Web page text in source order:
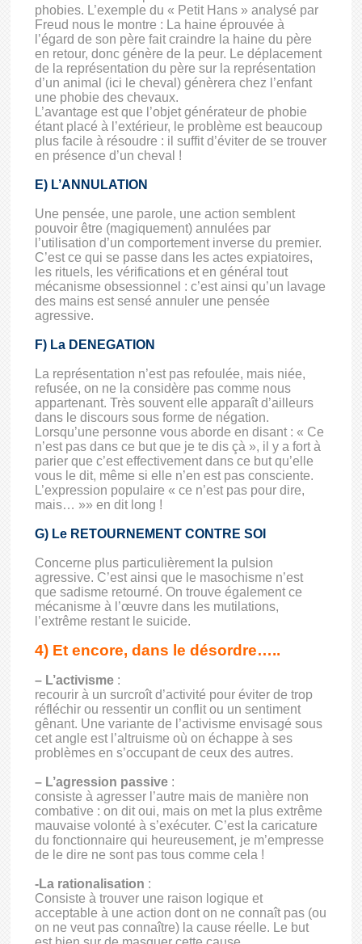
phobies. L’exemple du « Petit Hans » analysé par
Freud nous le montre : La haine éprouvée à
l’égard de son père fait craindre la haine du père
en retour, donc génère de la peur. Le déplacement
de la représentation du père sur la représentation
d’un animal (ici le cheval) génèrera chez l’enfant
une phobie des chevaux.
L’avantage est que l’objet générateur de phobie
étant placé à l’extérieur, le problème est beaucoup
plus facile à résoudre : il suffit d’éviter de se trouver
en présence d’un cheval !
E) L’ANNULATION
Une pensée, une parole, une action semblent
pouvoir être (magiquement) annulées par
l’utilisation d’un comportement inverse du premier.
C’est ce qui se passe dans les actes expiatoires,
les rituels, les vérifications et en général tout
mécanisme obsessionnel : c’est ainsi qu’un lavage
des mains est sensé annuler une pensée
agressive.
F) La DENEGATION
La représentation n’est pas refoulée, mais niée,
refusée, on ne la considère pas comme nous
appartenant. Très souvent elle apparaît d’ailleurs
dans le discours sous forme de négation.
Lorsqu’une personne vous aborde en disant : « Ce
n’est pas dans ce but que je te dis çà », il y a fort à
parier que c’est effectivement dans ce but qu’elle
vous le dit, même si elle n’en est pas consciente.
L’expression populaire « ce n’est pas pour dire,
mais… »» en dit long !
G) Le RETOURNEMENT CONTRE SOI
Concerne plus particulièrement la pulsion
agressive. C’est ainsi que le masochisme n’est
que sadisme retourné. On trouve également ce
mécanisme à l’œuvre dans les mutilations,
l’extrême restant le suicide.
4) Et encore, dans le désordre…..
– L’activisme :
recourir à un surcroît d’activité pour éviter de trop
réfléchir ou ressentir un conflit ou un sentiment
gênant. Une variante de l’activisme envisagé sous
cet angle est l’altruisme où on échappe à ses
problèmes en s’occupant de ceux des autres.
– L’agression passive :
consiste à agresser l’autre mais de manière non
combative : on dit oui, mais on met la plus extrême
mauvaise volonté à s’exécuter. C’est la caricature
du fonctionnaire qui heureusement, je m’empresse
de le dire ne sont pas tous comme cela !
-La rationalisation :
Consiste à trouver une raison logique et
acceptable à une action dont on ne connaît pas (ou
on ne veut pas connaître) la cause réelle. Le but